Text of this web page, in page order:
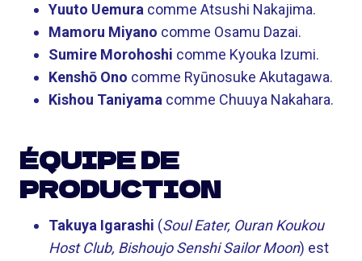
Yuuto Uemura comme Atsushi Nakajima.
Mamoru Miyano comme Osamu Dazai.
Sumire Morohoshi comme Kyouka Izumi.
Kenshō Ono comme Ryūnosuke Akutagawa.
Kishou Taniyama comme Chuuya Nakahara.
ÉQUIPE DE
PRODUCTION
Takuya Igarashi (Soul Eater, Ouran Koukou
Host Club, Bishoujo Senshi Sailor Moon) est